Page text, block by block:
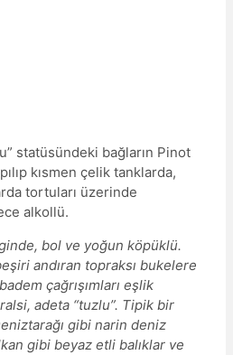
statüsündeki bağların Pinot
kısmen çelik tanklarda,
tortuları üzerinde
alkollü.
bol ve yoğun köpüklü.
andıran topraksı bukelere
çağrışımları eşlik
adeta “tuzlu”. Tipik bir
gibi narin deniz
gibi beyaz etli balıklar ve